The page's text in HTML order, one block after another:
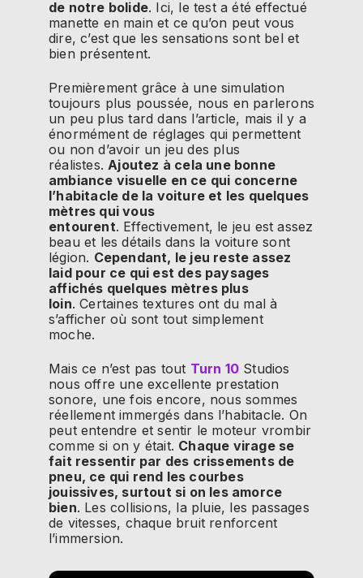
de notre bolide. Ici, le test a été effectué
manette en main et ce qu’on peut vous
dire, c’est que les sensations sont bel et
bien présentent.
Premièrement grâce à une simulation
toujours plus poussée, nous en parlerons
un peu plus tard dans l’article, mais il y a
énormément de réglages qui permettent
ou non d’avoir un jeu des plus
réalistes. Ajoutez à cela une bonne
ambiance visuelle en ce qui concerne
l’habitacle de la voiture et les quelques
mètres qui vous
entourent. Effectivement, le jeu est assez
beau et les détails dans la voiture sont
légion. Cependant, le jeu reste assez
laid pour ce qui est des paysages
affichés quelques mètres plus
loin. Certaines textures ont du mal à
s’afficher où sont tout simplement
moche.
Mais ce n’est pas tout Turn 10 Studios
nous offre une excellente prestation
sonore, une fois encore, nous sommes
réellement immergés dans l’habitacle. On
peut entendre et sentir le moteur vrombir
comme si on y était. Chaque virage se
fait ressentir par des crissements de
pneu, ce qui rend les courbes
jouissives, surtout si on les amorce
bien. Les collisions, la pluie, les passages
de vitesses, chaque bruit renforcent
l’immersion.